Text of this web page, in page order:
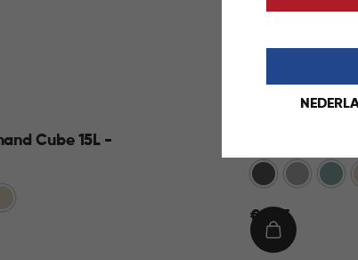
Cube 15L -
Antraciet
TaupeBlauw
€
9,95
€ 9,95
IN